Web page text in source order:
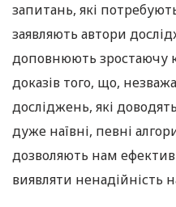
запитань, які
заявляють автори
доповнюють зростаючу
доказів того, що,
досліджень, які
дуже наївні, певні
дозволяють нам
виявляти ненадійність